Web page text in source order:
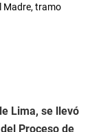
Madre, tramo
Lima, se llevó
Proceso de